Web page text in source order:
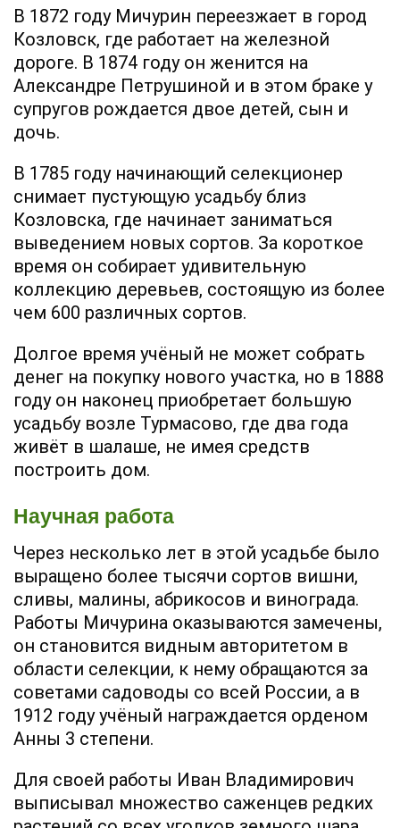
В 1872 году Мичурин переезжает в город
Козловск, где работает на железной
дороге. В 1874 году он женится на
Александре Петрушиной и в этом браке у
супругов рождается двое детей, сын и
дочь.
В 1785 году начинающий селекционер
снимает пустующую усадьбу близ
Козловска, где начинает заниматься
выведением новых сортов. За короткое
время он собирает удивительную
коллекцию деревьев, состоящую из более
чем 600 различных сортов.
Долгое время учёный не может собрать
денег на покупку нового участка, но в 1888
году он наконец приобретает большую
усадьбу возле Турмасово, где два года
живёт в шалаше, не имея средств
построить дом.
Научная работа
Через несколько лет в этой усадьбе было
выращено более тысячи сортов вишни,
сливы, малины, абрикосов и винограда.
Работы Мичурина оказываются замечены,
он становится видным авторитетом в
области селекции, к нему обращаются за
советами садоводы со всей России, а в
1912 году учёный награждается орденом
Анны 3 степени.
Для своей работы Иван Владимирович
выписывал множество саженцев редких